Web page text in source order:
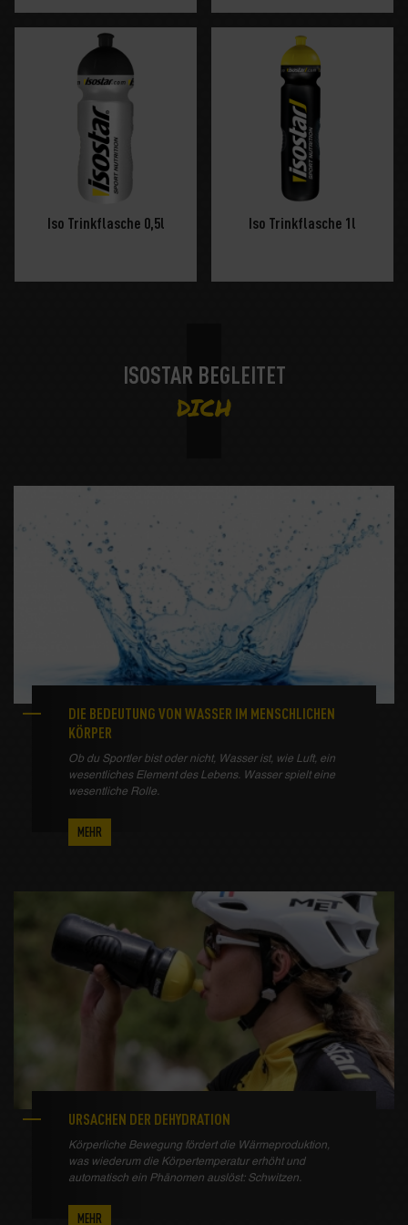
Iso Trinkflasche 0,5l Iso Trinkflasche 1l
ISOSTAR BEGLEITET
DICH
DIE BEDEUTUNG VON WASSER IM MENSCHLICHEN
KÖRPER
Ob du Sportler bist oder nicht, Wasser ist, wie Luft, ein
wesentliches Element des Lebens. Wasser spielt eine
wesentliche Rolle.
MEHR
URSACHEN DER DEHYDRATION
Körperliche Bewegung fördert die Wärmeproduktion,
was wiederum die Körpertemperatur erhöht und
automatisch ein Phänomen auslöst: Schwitzen.
MEHR